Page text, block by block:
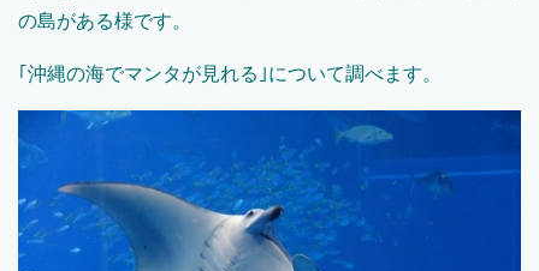
の島がある様です。
｢沖縄の海でマンタが見れる｣について調べます。